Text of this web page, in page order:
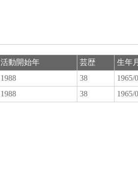
活動開始年 芸歴 生年
1988 38 1965/
1988 38 1965/